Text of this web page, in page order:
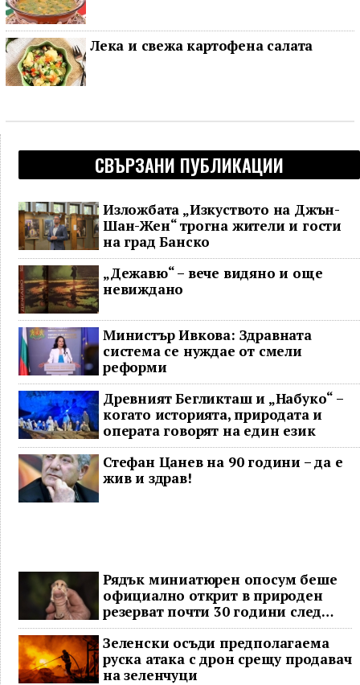
Лека и свежа картофена салата
СВЪРЗАНИ ПУБЛИКАЦИИ
Изложбата „Изкуството на Джън-
Шан-Жен“ трогна жители и гости
на град Банско
„Дежавю“ – вече видяно и още
невиждано
Министър Ивкова: Здравната
система се нуждае от смели
реформи
Древният Бегликташ и „Набуко“ –
когато историята, природата и
операта говорят на един език
Стефан Цанев на 90 години – да е
жив и здрав!
Рядък миниатюрен опосум беше
официално открит в природен
резерват почти 30 години след
последното му наблюдение
Зеленски осъди предполагаема
руска атака с дрон срещу продавач
на зеленчуци